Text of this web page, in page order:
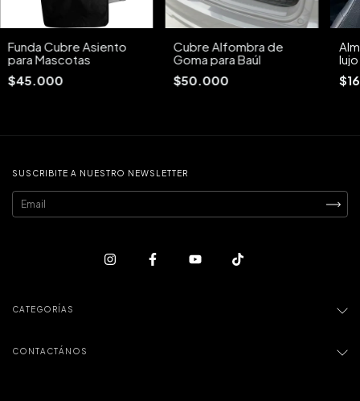
Funda Cubre Asiento
para Mascotas
$45.000
Cubre Alfombra de
Goma para Baúl
$50.000
lujo
SUSCRIBITE A NUESTRO NEWSLETTER
CATEGORÍAS
CONTACTÁNOS